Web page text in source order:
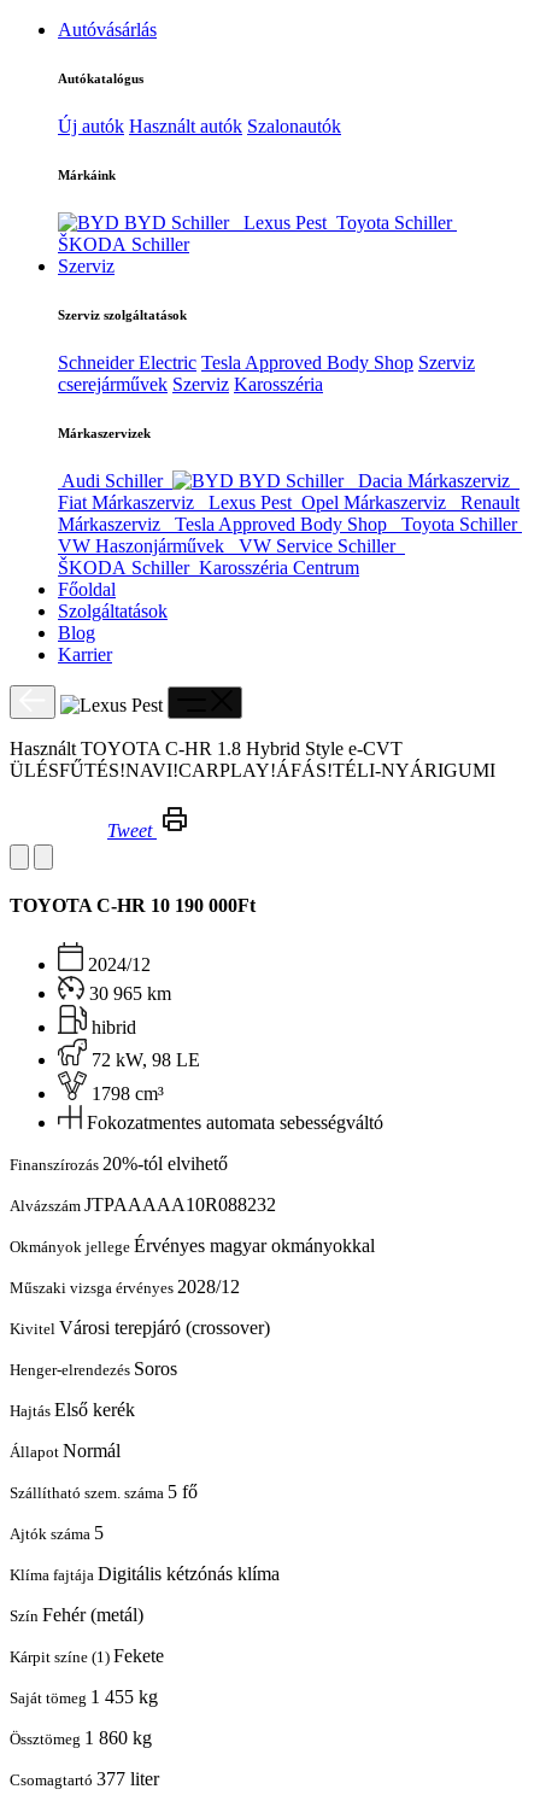
Autóvásárlás
Autókatalógus
Új autók Használt autók Szalonautók
Márkáink
BYD Schiller Lexus Pest Toyota Schiller
ŠKODA Schiller
Szerviz
Szerviz szolgáltatások
Schneider Electric Tesla Approved Body Shop Szerviz
cserejárművek Szerviz Karosszéria
Márkaszervizek
Audi Schiller BYD Schiller
Dacia Márkaszerviz
Fiat Márkaszerviz
Lexus Pest Opel Márkaszerviz
Renault
Márkaszerviz
Tesla Approved Body Shop
Toyota Schiller
VW Haszonjárművek
VW Service Schiller
ŠKODA Schiller Karosszéria Centrum
Főoldal
Szolgáltatások
Blog
Karrier
Használt TOYOTA C-HR 1.8 Hybrid Style e-CVT
ÜLÉSFŰTÉS!NAVI!CARPLAY!ÁFÁS!TÉLI-NYÁRIGUMI
Tweet
TOYOTA C-HR 10 190 000Ft
2024/12
30 965 km
hibrid
72 kW, 98 LE
1798 cm³
Fokozatmentes automata sebességváltó
Finanszírozás 20%-tól elvihető
Alvázszám JTPAAAAA10R088232
Okmányok jellege Érvényes magyar okmányokkal
Műszaki vizsga érvényes 2028/12
Kivitel Városi terepjáró (crossover)
Henger-elrendezés Soros
Hajtás Első kerék
Állapot Normál
Szállítható szem. száma 5 fő
Ajtók száma 5
Klíma fajtája Digitális kétzónás klíma
Szín Fehér (metál)
Kárpit színe (1) Fekete
Saját tömeg 1 455 kg
Össztömeg 1 860 kg
Csomagtartó 377 liter